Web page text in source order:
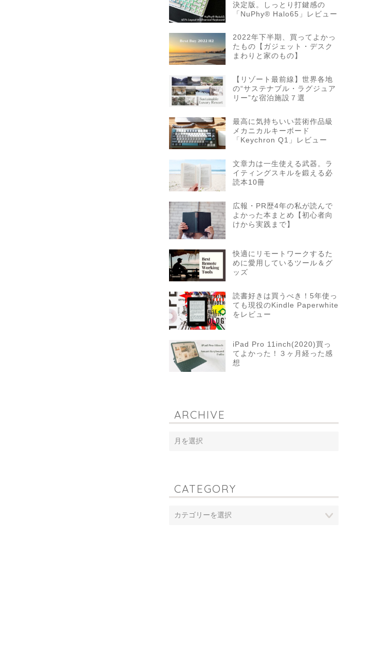
決定版。しっとり打鍵感の
「NuPhy® Halo65」レビュー
2022年下半期、買ってよかっ
たもの【ガジェット・デスク
まわりと家のもの】
【リゾート最前線】世界各地
の“サステナブル・ラグジュア
リー”な宿泊施設７選
最高に気持ちいい芸術作品級
メカニカルキーボード
「Keychron Q1」レビュー
文章力は一生使える武器。ラ
イティングスキルを鍛える必
読本10冊
広報・PR歴4年の私が読んで
よかった本まとめ【初心者向
けから実践まで】
快適にリモートワークするた
めに愛用しているツール＆グ
ッズ
読書好きは買うべき！5年使っ
ても現役のKindle Paperwhite
をレビュー
iPad Pro 11inch(2020)買っ
てよかった！３ヶ月経った感
想
ARCHIVE
CATEGORY